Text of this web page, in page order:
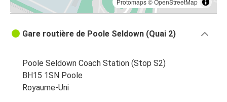
Protomaps©OpenStreetMap
Gare routière de Poole Seldown (Quai 2)
Poole Seldown Coach Station (Stop S2)
BH15 1SN Poole
Royaume-Uni